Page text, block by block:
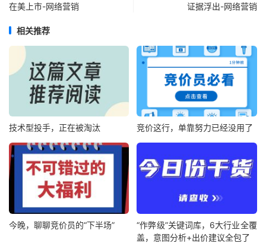
在美上市-网络营销
证据浮出-网络营销
相关推荐
技术型投手，正在被淘汰 竞价这行，单靠努力已经没用了
今晚，聊聊竞价员的“下半场”
“作弊级”关键词库，6大行业全覆
盖，意图分析+出价建议全包了